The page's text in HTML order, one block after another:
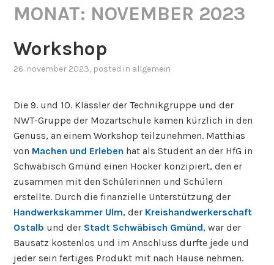
MONAT: NOVEMBER 2023
Workshop
26. november 2023, posted in allgemein
Die 9. und 10. Klässler der Technikgruppe und der
NWT-Gruppe der Mozartschule kamen kürzlich in den
Genuss, an einem Workshop teilzunehmen. Matthias
von Machen und Erleben hat als Student an der HfG in
Schwäbisch Gmünd einen Hocker konzipiert, den er
zusammen mit den Schülerinnen und Schülern
erstellte. Durch die finanzielle Unterstützung der
Handwerkskammer Ulm, der Kreishandwerkerschaft
Ostalb und der Stadt Schwäbisch Gmünd, war der
Bausatz kostenlos und im Anschluss durfte jede und
jeder sein fertiges Produkt mit nach Hause nehmen.